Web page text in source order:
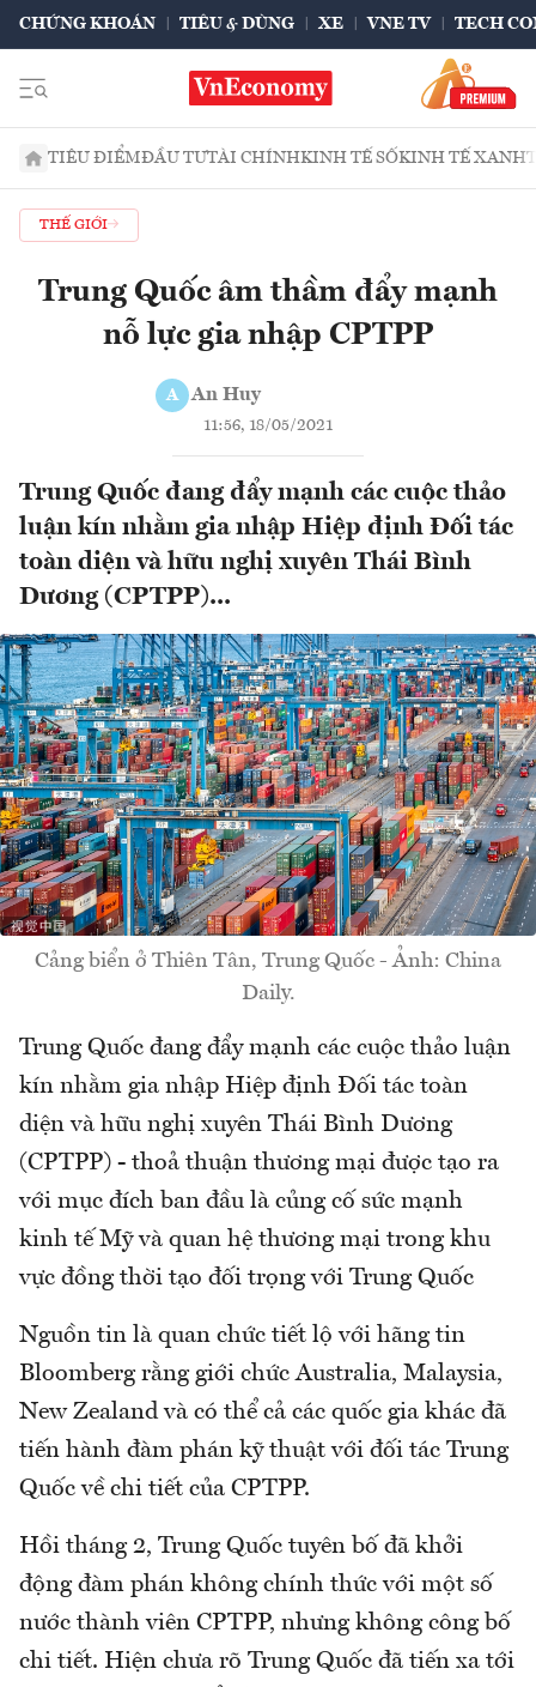
CHỨNG KHOÁN TIÊU & DÙNG XE VNE TV TECH
TIÊU ĐIỂMĐẦU TƯTÀI CHÍNHKINH TẾ SỐKINH TẾ XANH
THẾ GIỚI
Trung Quốc âm thầm đẩy mạnh
nỗ lực gia nhập CPTPP
A An Huy
11:56, 18/05/2021
Trung Quốc đang đẩy mạnh các cuộc thảo
luận kín nhằm gia nhập Hiệp định Đối tác
toàn diện và hữu nghị xuyên Thái Bình
Dương (CPTPP)...
Cảng biển ở Thiên Tân, Trung Quốc - Ảnh: China
Daily.
Trung Quốc đang đẩy mạnh các cuộc thảo luận
kín nhằm gia nhập Hiệp định Đối tác toàn
diện và hữu nghị xuyên Thái Bình Dương
(CPTPP) - thoả thuận thương mại được tạo ra
với mục đích ban đầu là củng cố sức mạnh
kinh tế Mỹ và quan hệ thương mại trong khu
vực đồng thời tạo đối trọng với Trung Quốc
Nguồn tin là quan chức tiết lộ với hãng tin
Bloomberg rằng giới chức Australia, Malaysia,
New Zealand và có thể cả các quốc gia khác đã
tiến hành đàm phán kỹ thuật với đối tác Trung
Quốc về chi tiết của CPTPP.
Hồi tháng 2, Trung Quốc tuyên bố đã khởi
động đàm phán không chính thức với một số
nước thành viên CPTPP, nhưng không công bố
chi tiết. Hiện chưa rõ Trung Quốc đã tiến xa tới